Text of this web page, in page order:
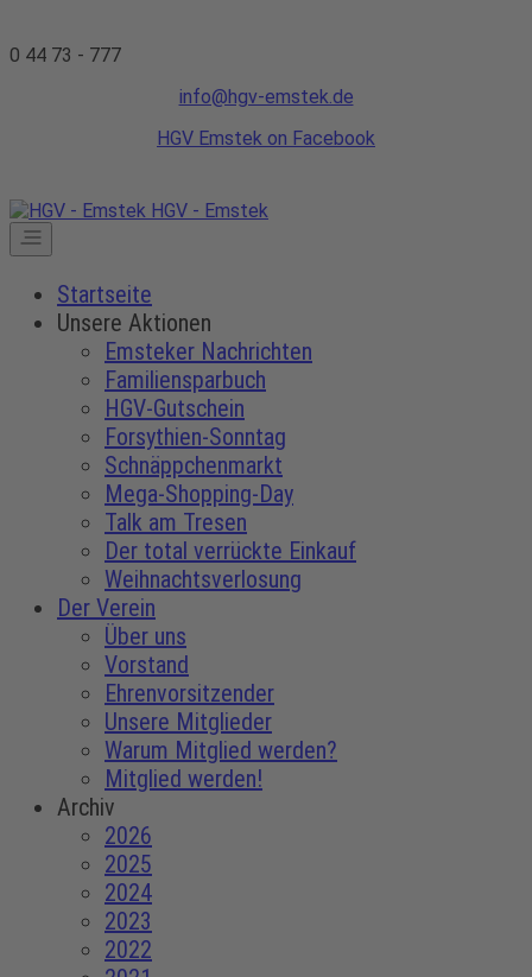
0 44 73 - 777
info@hgv-emstek.de
HGV Emstek on Facebook
HGV - Emstek
Startseite
Unsere Aktionen
Emsteker Nachrichten
Familiensparbuch
HGV-Gutschein
Forsythien-Sonntag
Schnäppchenmarkt
Mega-Shopping-Day
Talk am Tresen
Der total verrückte Einkauf
Weihnachtsverlosung
Der Verein
Über uns
Vorstand
Ehrenvorsitzender
Unsere Mitglieder
Warum Mitglied werden?
Mitglied werden!
Archiv
2026
2025
2024
2023
2022